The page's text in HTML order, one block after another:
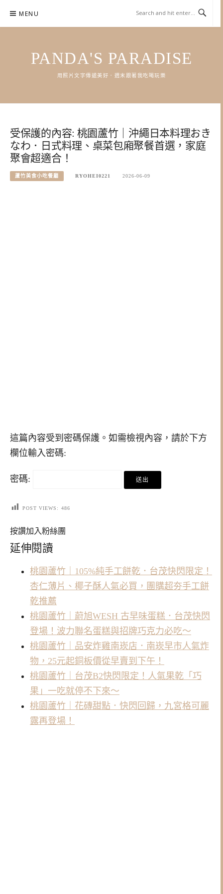
content
MENU
PANDA'S PARADISE
用照片文字傳遞美好．週末跟著我吃喝玩樂
受保護的內容: 桃園蘆竹｜沖繩日本料理おき
なわ．日式料理、桌菜包廂聚餐首選，家庭
聚會超適合！
蘆竹美食小吃餐廳 RYOHEI0221 2026-06-09
這篇內容受到密碼保護。如需檢視內容，請於下方
欄位輸入密碼:
密碼:
POST VIEWS: 486
按讚加入粉絲團
延伸閱讀
桃園蘆竹｜105%純手工餅乾．台茂快閃限定！
杏仁薄片、椰子酥人氣必買，團購超夯手工餅
乾推薦
桃園蘆竹｜蔚旭WESH 古早味蛋糕．台茂快閃
登場！波力聯名蛋糕與招牌巧克力必吃～
桃園蘆竹｜品安炸雞南崁店．南崁早市人氣炸
物，25元起銅板價從早賣到下午！
桃園蘆竹｜台茂B2快閃限定！人氣果乾「巧
果」一吃就停不下來～
桃園蘆竹｜花磚甜點．快閃回歸，九宮格可麗
露再登場！